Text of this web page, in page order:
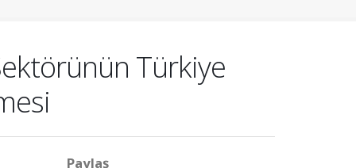
Türkiye
Paylaş